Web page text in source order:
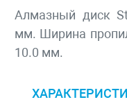
Алмазный диск
мм. Ширина
10.0 мм.